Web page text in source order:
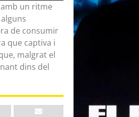
amb un ritme
de consumir
que captiva i
malgrat el
dins del